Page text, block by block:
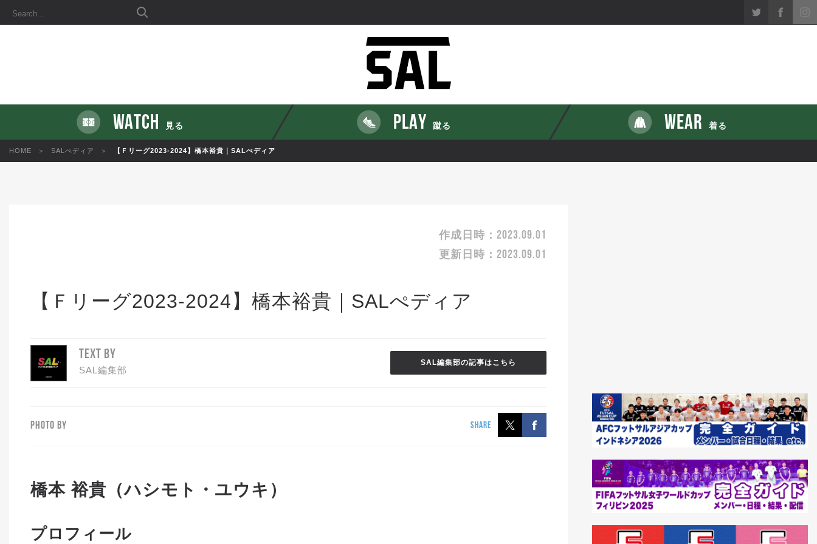
WATCH 見る PLAY 蹴る WEAR 着る
HOME SALぺディア 【Ｆリーグ2023-2024】橋本裕貴｜SALぺディア
作成日時： 2023.09.01
更新日時： 2023.09.01
【Ｆリーグ2023-2024】橋本裕貴｜SALぺディア
TEXT BY
SAL編集部
SAL編集部の記事はこちら
PHOTO BY SHARE
橋本 裕貴（ハシモト・ユウキ）
プロフィール